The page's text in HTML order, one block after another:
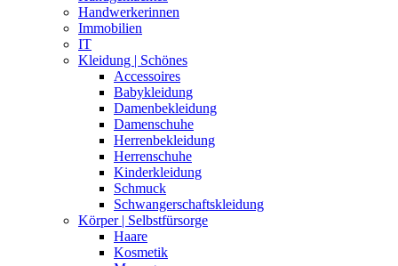
Handwerkerinnen
Immobilien
IT
Kleidung | Schönes
Accessoires
Babykleidung
Damenbekleidung
Damenschuhe
Herrenbekleidung
Herrenschuhe
Kinderkleidung
Schmuck
Schwangerschaftskleidung
Körper | Selbstfürsorge
Haare
Kosmetik